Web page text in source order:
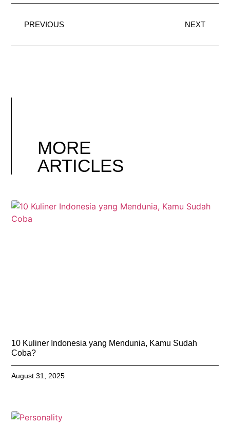
PREVIOUS NEXT
MORE
ARTICLES
10 Kuliner Indonesia yang Mendunia, Kamu Sudah
Coba?
August 31, 2025